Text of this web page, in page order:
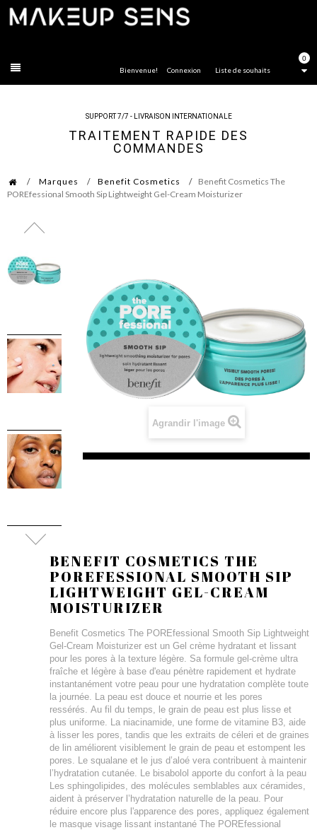
0
Liste de souhaits
Bienvenue! Connexion
SUPPORT 7/7 - LIVRAISON INTERNATIONALE
TRAITEMENT RAPIDE DES
COMMANDES
Marques Benefit Cosmetics
Benefit Cosmetics The
POREfessional Smooth Sip Lightweight Gel-Cream Moisturizer
Agrandir l'image
BENEFIT COSMETICS THE
POREFESSIONAL SMOOTH SIP
LIGHTWEIGHT GEL-CREAM
MOISTURIZER
Benefit Cosmetics The POREfessional Smooth Sip Lightweight
Gel-Cream Moisturizer est un Gel crème hydratant et lissant
pour les pores à la texture légère. Sa formule gel-crème ultra
fraîche et légère à base d'eau pénètre rapidement et hydrate
instantanément votre peau pour une hydratation complète toute
la journée. La peau est douce et nourrie et les pores
ressérés. Au fil du temps, le grain de peau est plus lisse et
plus uniforme. La niacinamide, une forme de vitamine B3, aide
à lisser les pores, tandis que les extraits de céleri et de graines
de lin améliorent visiblement le grain de peau et estompent les
pores. Le squalane et le jus d’aloé vera contribuent à maintenir
l’hydratation cutanée. Le bisabolol apporte du confort à la peau
Les sphingolipides, des molécules semblables aux céramides,
aident à préserver l’hydratation naturelle de la peau. Pour
réduire encore plus l'apparence des pores, appliquez également
le masque visage lissant instantané The POREfessional